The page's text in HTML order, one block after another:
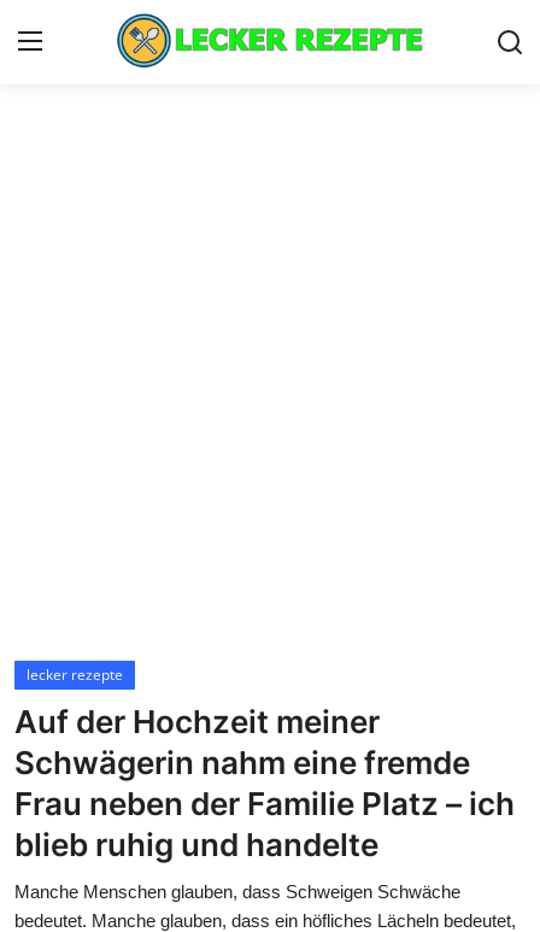
lecker rezepte
Auf der Hochzeit meiner
Schwägerin nahm eine fremde
Frau neben der Familie Platz – ich
blieb ruhig und handelte
Manche Menschen glauben, dass Schweigen Schwäche
bedeutet. Manche glauben, dass ein höfliches Lächeln bedeutet,